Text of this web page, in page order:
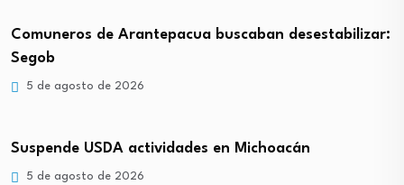
Comuneros de Arantepacua buscaban desestabilizar:
Segob
5 de agosto de 2026
Suspende USDA actividades en Michoacán
5 de agosto de 2026